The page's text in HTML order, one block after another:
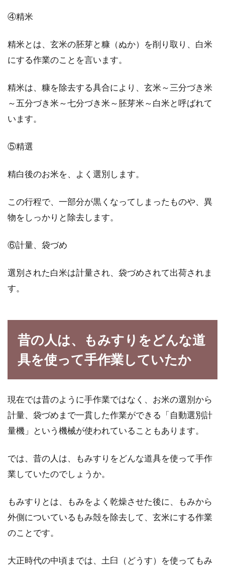
味噌の保存容器なら100均へ！サイ
気です。毎日使うものですから、冷蔵庫の収納
マナーにも現れている！
突然ですが、皆さんは韓国の食べ物は好きです
か？日本とは違って、とても辛いけれど病みつ
お弁当を彩る色とは？野菜が綺麗な
「お子様のため」「健康のため」「節約のた
め」などの理由から、手作りのお弁当を作る人
が増えています...
事の際は左手は使わない？
皆さんは、インド料理って好きですか？日本で
ィナータ...
酒粕で作られた甘酒が大好きになる
さまざまな理由を教えます
理由がたくさんあります。作り方や美容効果、
④精米
精米とは、玄米の胚芽と糠（ぬか）を削り取り、白米
にする作業のことを言います。
精米は、糠を除去する具合により、玄米～三分づき米
～五分づき米～七分づき米～胚芽米～白米と呼ばれて
います。
⑤精選
精白後のお米を、よく選別します。
この行程で、一部分が黒くなってしまったものや、異
物をしっかりと除去します。
⑥計量、袋づめ
選別された白米は計量され、袋づめされて出荷されま
す。
昔の人は、もみすりをどんな道
具を使って手作業していたか
現在では昔のように手作業ではなく、お米の選別から
計量、袋づめまで一貫した作業ができる「自動選別計
量機」という機械が使われていることもあります。
では、昔の人は、もみすりをどんな道具を使って手作
業していたのでしょうか。
もみすりとは、もみをよく乾燥させた後に、もみから
外側についているもみ殻を除去して、玄米にする作業
のことです。
大正時代の中頃までは、土臼（どうす）を使ってもみ